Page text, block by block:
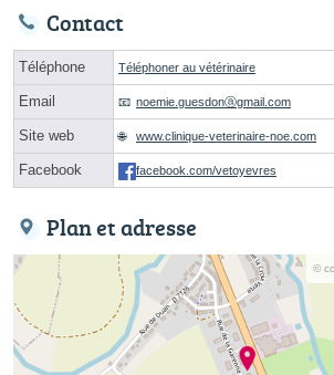
Contact
Téléphone Téléphoner au vétérinaire
Email noemie.guesdonⓐgmail.com
Site web www.clinique-veterinaire-noe.com
Facebook facebook.com/vetoyevres
Plan et adresse
©